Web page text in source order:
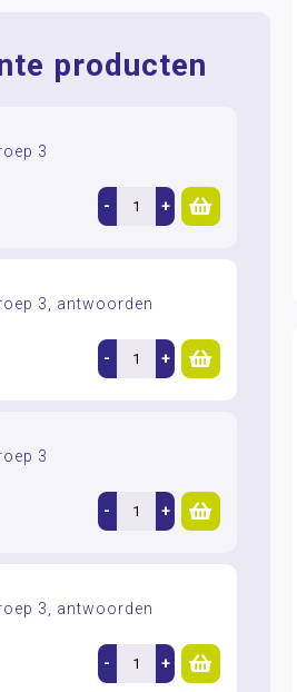
producten
3
- +
3, antwoorden
- +
3
- +
3, antwoorden
- +